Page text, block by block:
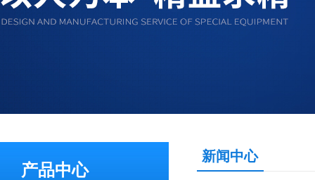
产品中心
新闻中心